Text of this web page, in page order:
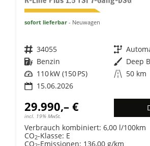
sofort lieferbar Neuwagen
Fahrzeugnr. 34055 Getriebe
Kraftstoff Benzin Außenfarbe Deep
Leistung 110 kW (150 PS) Kilometerstand 50 km
15.06.2026
29.990,– €
incl. 19% MwSt.
Verbrauch kombiniert: 6,00 l/100km
CO2-Klasse: E
CO -Emissionen: 136,00 g/km